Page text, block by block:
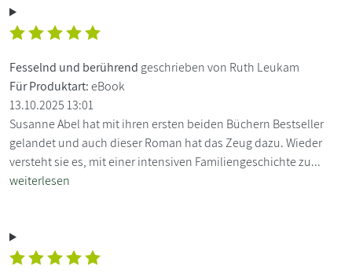
Fesselnd und berührend geschrieben von Ruth Leukam
Für Produktart:eBook
13.10.2025 13:01
Susanne Abel hat mit ihren ersten beiden Büchern Bestseller
gelandet und auch dieser Roman hat das Zeug dazu. Wieder
versteht sie es, mit einer intensiven Familiengeschichte zu...
weiterlesen